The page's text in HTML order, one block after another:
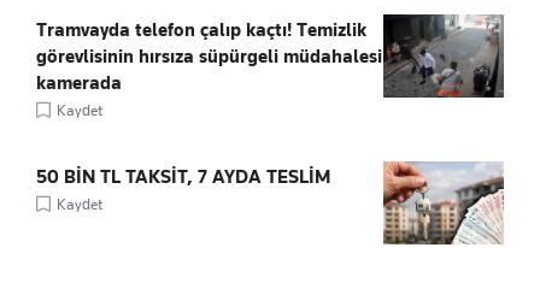
Tramvayda telefon çalıp kaçtı! Temizlik
görevlisinin hırsıza süpürgeli müdahalesi
kamerada
Kaydet
50 BİN TL TAKSİT, 7 AYDA TESLİM
Kaydet